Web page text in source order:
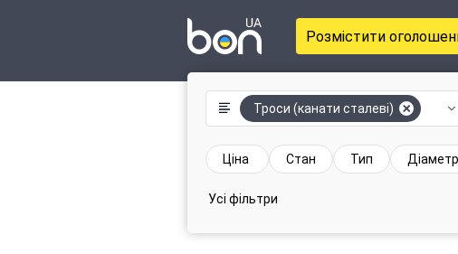
Розмістити
Троси (канати сталеві)
Ціна Стан Тип Діаметр
Усі фільтри